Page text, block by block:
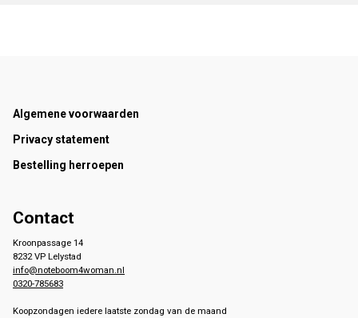
Footer
Algemene voorwaarden
Privacy statement
Bestelling herroepen
Contact
Kroonpassage 14
8232 VP Lelystad
info@noteboom4woman.nl
0320-785683
Koopzondagen iedere laatste zondag van de maand